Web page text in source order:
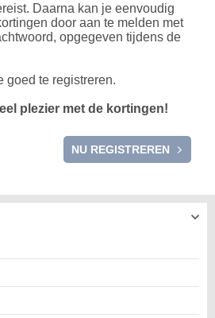
Daarna kan je eenvoudig
door aan te melden met
opgegeven tijdens de
goed te registreren.
plezier met de kortingen!
NU REGISTREREN